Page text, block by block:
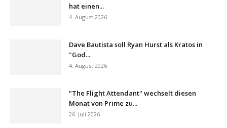
hat einen...
4. August 2026
Dave Bautista soll Ryan Hurst als Kratos in
"God...
4. August 2026
"The Flight Attendant" wechselt diesen
Monat von Prime zu...
26. Juli 2026